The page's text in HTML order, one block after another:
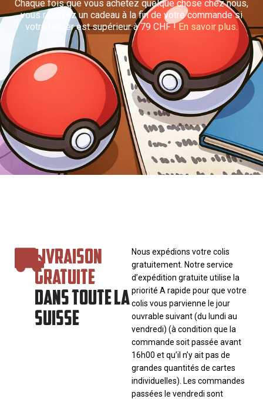
Chaque fois que vous achetez quelque chose chez nous,
vous recevez un cadeau à la fin de votre commande si
votre panier est supérieur à 79 CHF !En savoir plus.
LIVRAISON
GRATUITE
DANS TOUTE LA
SUISSE
Nous expédions votre colis
gratuitement. Notre service
d’expédition gratuite utilise la
priorité A rapide pour que votre
colis vous parvienne le jour
ouvrable suivant (du lundi au
vendredi) (à condition que la
commande soit passée avant
16h00 et qu’il n’y ait pas de
grandes quantités de cartes
individuelles). Les commandes
passées le vendredi sont